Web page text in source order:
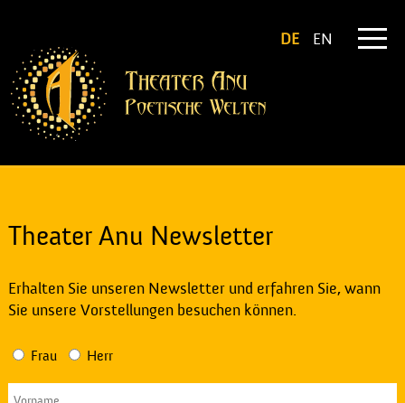
DE EN
Theater Anu Newsletter
Erhalten Sie unseren Newsletter und erfahren Sie, wann
Sie unsere Vorstellungen besuchen können.
Frau Herr